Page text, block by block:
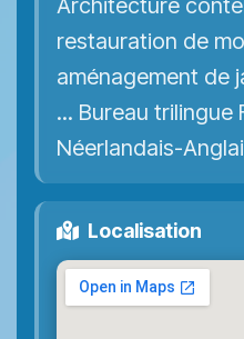
restauration de
aménagement de
... Bureau trilingue
Néerlandais-
Localisation